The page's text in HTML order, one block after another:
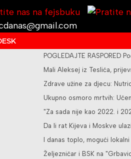
POGLEDAJTE RASPORED
Mali Aleksej iz Teslića,
Zdrave užine za djecu:
Ukupno osmoro mrtvih:
"Za sada nije kao 2022. i
Da li rat Kijeva i Moskve
I danas toplo, mogući
Željezničar i BSK na